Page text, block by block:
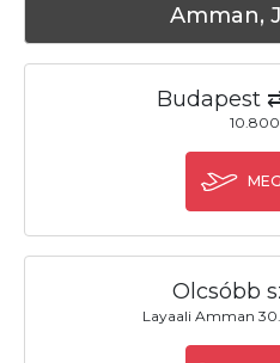
Amman,
Budapest
Olcsóbb
Layaali Amman